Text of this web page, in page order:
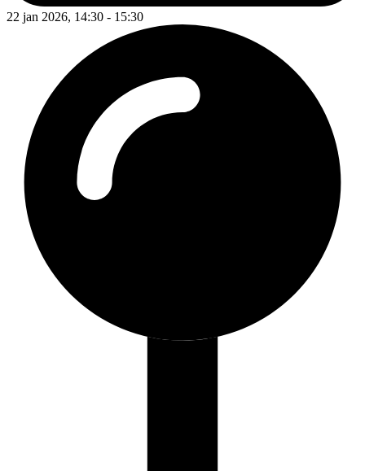
22 jan 2026, 14:30 - 15:30